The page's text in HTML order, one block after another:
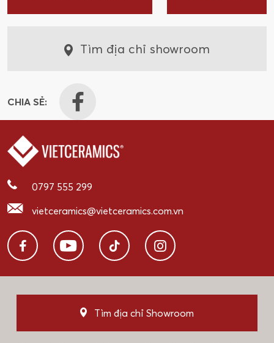
Tìm địa chỉ showroom
CHIA SẺ:
0797 555 299
vietceramics@vietceramics.com.vn
Tìm địa chỉ Showroom